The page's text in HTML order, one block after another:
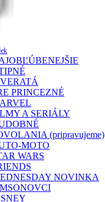
PRINCEZNÉ
A SERIÁLY
(pripravujeme)
MOTO
WARS
NOVINKA